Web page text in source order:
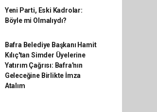
Yeni Parti, Eski Kadrolar:
Böyle mi Olmalıydı?
Bafra Belediye Başkanı Hamit
Kılıç'tan Simder Üyelerine
Yatırım Çağrısı: Bafra'nın
Geleceğine Birlikte İmza
Atalım